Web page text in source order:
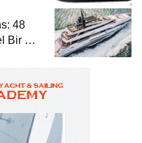
48
Yat